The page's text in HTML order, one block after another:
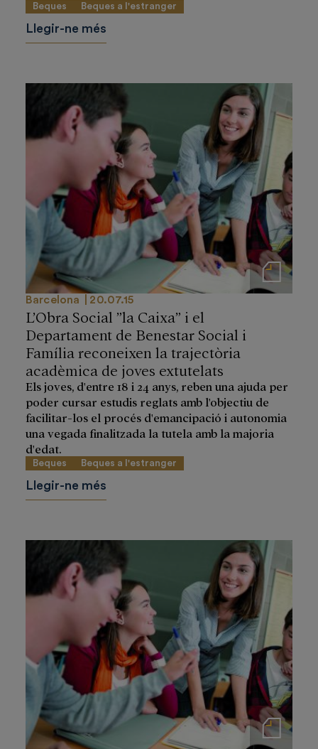
Beques Beques a l'estranger
Llegir-ne més
Notas de prensa
Barcelona 20.07.15
L’Obra Social ”la Caixa” i el
Departament de Benestar Social i
Família reconeixen la trajectòria
acadèmica de joves extutelats
Els joves, d'entre 18 i 24 anys, reben una ajuda per
poder cursar estudis reglats amb l'objectiu de
facilitar-los el procés d'emancipació i autonomia
una vegada finalitzada la tutela amb la majoria
d'edat.
Beques Beques a l'estranger
Llegir-ne més
Notas de prensa